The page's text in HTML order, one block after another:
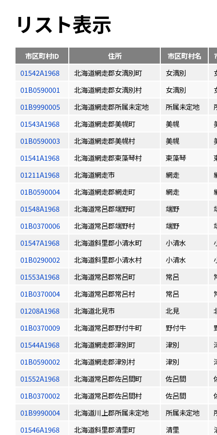
リスト表示
市区町村ID 住所 市区町村名
01542A1968
北海道網走郡女満別町 女満別
01B0590001
北海道網走郡女満別村 女満別
01B9990005
北海道網走郡所属未定地 所属未定地
01543A1968
北海道網走郡美幌町 美幌
01B0590003
北海道網走郡美幌村 美幌
01541A1968
北海道網走郡東藻琴村 東藻琴
01211A1968
北海道網走市 網走
01B0590004
北海道網走郡網走町 網走
01548A1968
北海道常呂郡端野町 端野
01B0370006
北海道常呂郡端野村 端野
01547A1968
北海道斜里郡小清水町 小清水
01B0290002
北海道斜里郡小清水村 小清水
01553A1968
北海道常呂郡常呂町 常呂
01B0370004
北海道常呂郡常呂村 常呂
01208A1968
北海道北見市 北見
01B0370009
北海道常呂郡野付牛町 野付牛
01544A1968
北海道網走郡津別町 津別
01B0590002
北海道網走郡津別村 津別
01552A1968
北海道常呂郡佐呂間町 佐呂間
01B0370002
北海道常呂郡佐呂間村 佐呂間
01B9990004
北海道川上郡所属未定地 所属未定地
01546A1968
北海道斜里郡清里町 清里